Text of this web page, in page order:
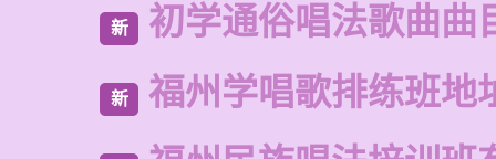
新 初学通俗唱法歌曲曲
新 福州学唱歌排练班地